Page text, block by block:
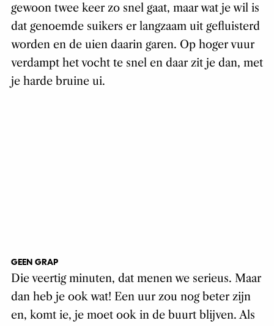
gewoon twee keer zo snel gaat, maar wat je wil is
dat genoemde suikers er langzaam uit gefluisterd
worden en de uien daarin garen. Op hoger vuur
verdampt het vocht te snel en daar zit je dan, met
je harde bruine ui.
GEEN GRAP
Die veertig minuten, dat menen we serieus. Maar
dan heb je ook wat! Een uur zou nog beter zijn
en, komt ie, je moet ook in de buurt blijven. Als